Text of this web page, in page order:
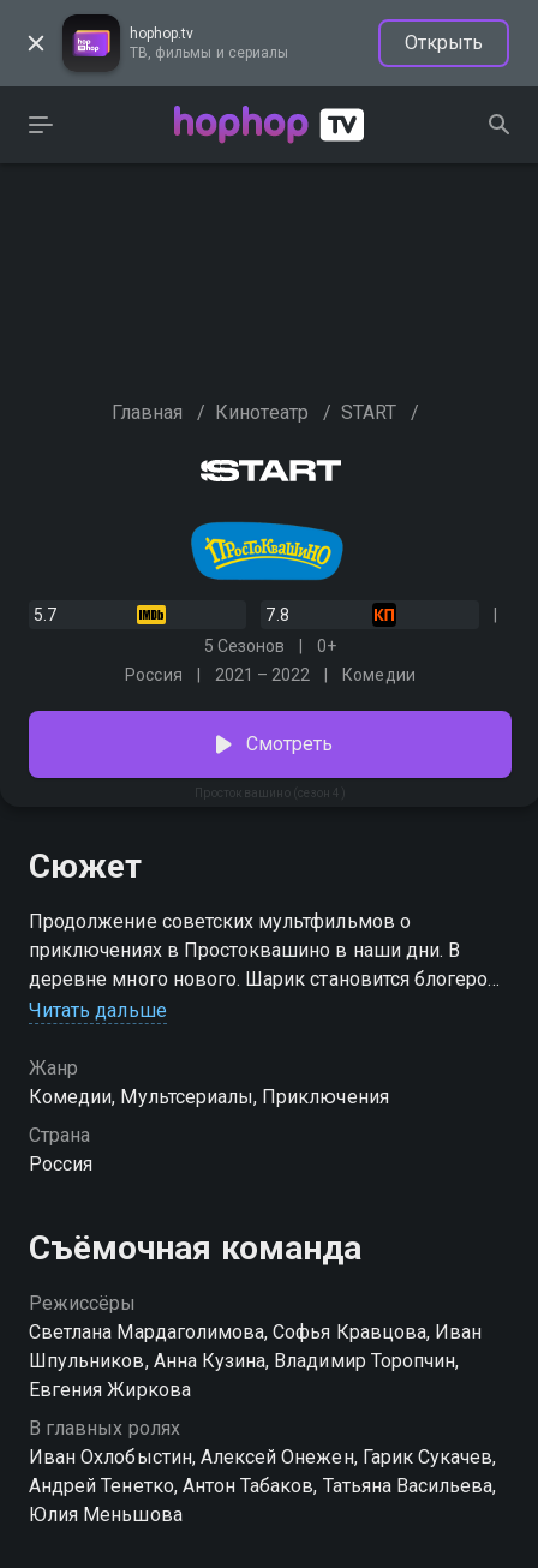
hophop.tv
ТВ, фильмы и сериалы
Открыть
Главная / Кинотеатр / START /
5.7
7.8
5 Сезонов
0+
Россия
2021 – 2022 Комедии
Простоквашино (сезон 4)
Смотреть
Сюжет
Продолжение советских мультфильмов о
приключениях в Простоквашино в наши дни. В
деревне много нового. Шарик становится блогером,
а Матроскин обзавёлся фермерским хозяйством. Но
Павловны, сестрёнки Дяди Фёдора.
Посмотреть онлайн 4 сезон сериала Простоквашино
вы можете совершенно бесплатно в хорошем HD
Читать дальше
Жанр
Комедии, Мультсериалы, Приключения
Страна
Россия
Съёмочная команда
Режиссёры
Светлана Мардаголимова, Софья Кравцова, Иван
Шпульников, Анна Кузина, Владимир Торопчин,
Евгения Жиркова
В главных ролях
Иван Охлобыстин, Алексей Онежен, Гарик Сукачев,
Андрей Тенетко, Антон Табаков, Татьяна Васильева,
Юлия Меньшова